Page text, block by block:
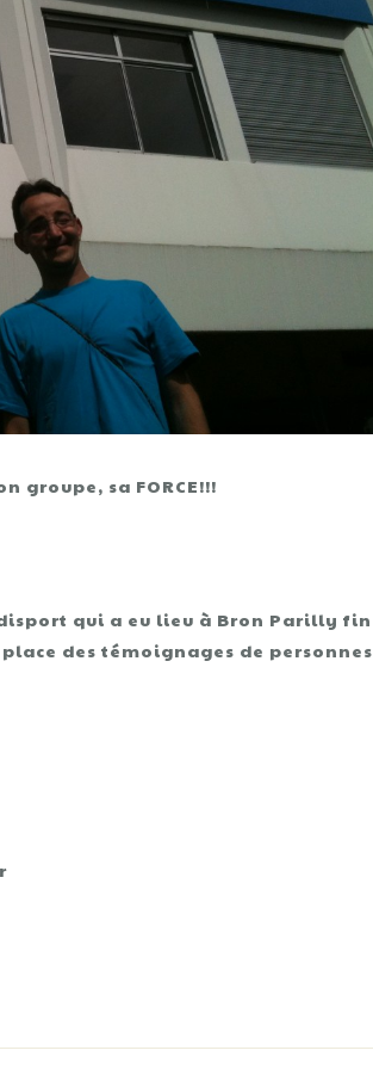
groupe, sa FORCE!!!
qui a eu lieu à Bron Parilly fin
des témoignages de personnes